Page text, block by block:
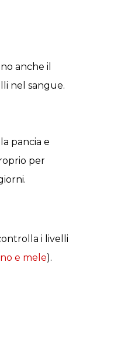
anche il
nel sangue.
pancia e
per
i livelli
e mele).